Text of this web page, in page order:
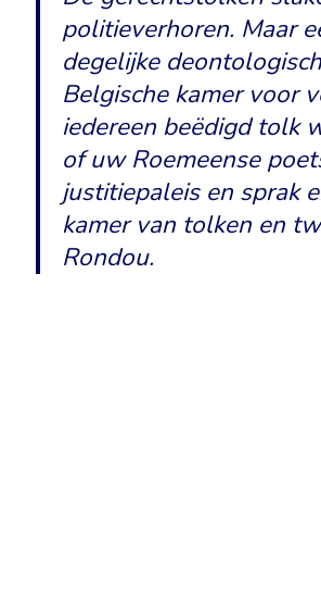
politieverhoren. Maar
degelijke
Belgische kamer voor
iedereen beëdigd tolk
of uw Roemeense
justitiepaleis en sprak
kamer van tolken en
Rondou.